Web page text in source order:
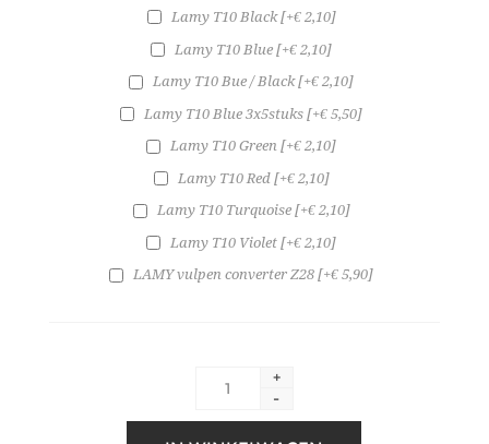
Lamy T10 Black [+€ 2,10]
Lamy T10 Blue [+€ 2,10]
Lamy T10 Bue / Black [+€ 2,10]
Lamy T10 Blue 3x5stuks [+€ 5,50]
Lamy T10 Green [+€ 2,10]
Lamy T10 Red [+€ 2,10]
Lamy T10 Turquoise [+€ 2,10]
Lamy T10 Violet [+€ 2,10]
LAMY vulpen converter Z28 [+€ 5,90]
+
-